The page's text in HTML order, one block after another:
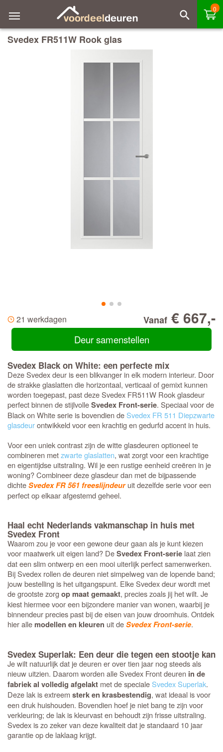
0
Svedex FR511W Rook glas
21 werkdagen Vanaf € 667,-
Deur samenstellen
Svedex Black on White: een perfecte mix
Deze Svedex deur is een blikvanger in elk modern interieur. Door
de strakke glaslatten die horizontaal, verticaal of gemixt kunnen
worden toegepast, past deze Svedex FR511W Rook glasdeur
perfect binnen de stijlvolleSvedex Front-serie. Speciaal voor de
Black on White serie is bovendien deSvedex FR 511 Diepzwarte
glasdeurontwikkeld voor een krachtig en gedurfd accent in huis.
Voor een uniek contrast zijn de witte glasdeuren optioneel te
combineren metzwarte glaslatten, wat zorgt voor een krachtige
en eigentijdse uitstraling. Wil je een rustige eenheid creëren in je
woning? Combineer deze glasdeur dan met de bijpassende
dichteSvedex FR 561 freeslijndeuruit dezelfde serie voor een
perfect op elkaar afgestemd geheel.
Haal echt Nederlands vakmanschap in huis met
Svedex Front
Waarom zou je voor een gewone deur gaan als je kunt kiezen
voor maatwerk uit eigen land? DeSvedex Front-serie laat zien
dat een slim ontwerp en een mooi uiterlijk perfect samenwerken.
Bij Svedex rollen de deuren niet simpelweg van de lopende band;
jouw bestelling is het uitgangspunt. Elke Svedex deur wordt met
de grootste zorgop maat gemaakt, precies zoals jij het wilt. Je
kiest hiermee voor een bijzondere manier van wonen, waarbij je
binnendeur precies past bij de eisen van jouw droomhuis. Ontdek
hier alle modellen en kleuren uit deSvedex Front-serie.
Svedex Superlak: Een deur die tegen een stootje kan
Je wilt natuurlijk dat je deuren er over tien jaar nog steeds als
nieuw uitzien. Daarom worden alle Svedex Front deuren in de
fabriek al volledig afgelakt met de specialeSvedex Superlak.
Deze lak is extreemsterk en krasbestendig, wat ideaal is voor
een druk huishouden. Bovendien hoef je niet bang te zijn voor
verkleuring; de lak is kleurvast en behoudt zijn frisse uitstraling.
Svedex is zo zeker van deze kwaliteit dat je standaard 10 jaar
garantie op de laklaag krijgt.